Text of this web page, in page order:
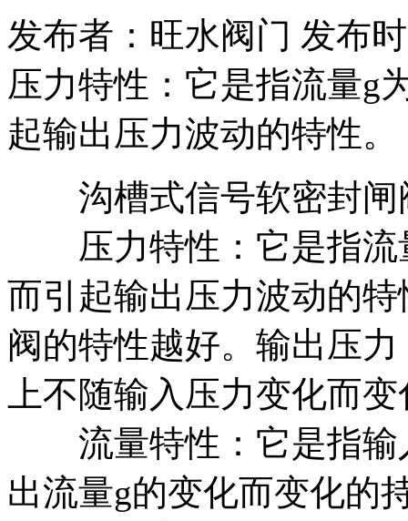
发布者：旺水阀门 发布
压力特性：它是指流量g
起输出压力波动的特性。
沟槽式信号软密封闸
压力特性：它是指流
而引起输出压力波动的
阀的特性越好。输出压
上不随输入压力变化而
流量特性：它是指输
出流量g的变化而变化的